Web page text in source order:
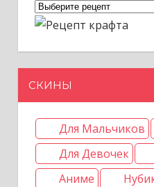
СКИНЫ
Для Мальчиков
Для Девочек
Аниме